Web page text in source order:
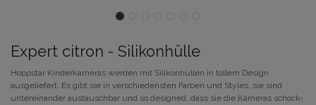
Expert citron - Silikonhülle
Hoppstar Kinderkameras werden mit Silikonhüllen in tollem Design
ausgeliefert. Es gibt sie in verschiedensten Farben und Styles, sie sind
untereinander austauschbar und so designed, dass sie die Kameras schock-